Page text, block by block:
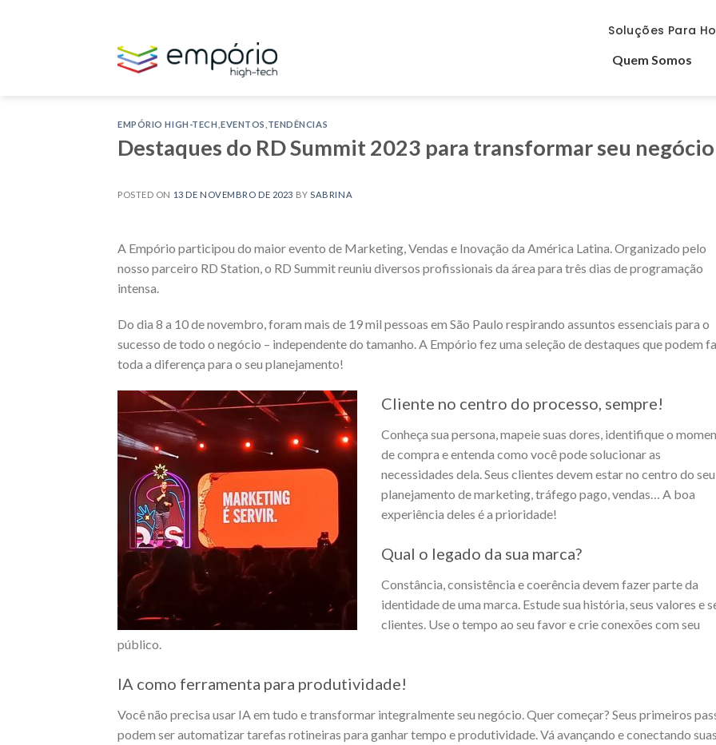
Soluções Para
Quem Somos
EMPÓRIO HIGH-TECH ,EVENTOS TENDÊNCIAS
Destaques do RD Summit 2023 para transformar seu
POSTED ON 13 DE NOVEMBRO DE 2023 BY SABRINA
A Empório participou do maior evento de Marketing, Vendas e Inovação da América Latina. Organizado pelo
nosso parceiro RD Station, o RD Summit reuniu diversos profissionais da área para três dias de programação
intensa.
Do dia 8 a 10 de novembro, foram mais de 19 mil pessoas em São Paulo respirando assuntos essenciais para o
sucesso de todo o negócio – independente do tamanho. A Empório fez uma seleção de destaques que podem
toda a diferença para o seu planejamento!
Cliente no centro do processo, sempre!
Conheça sua persona, mapeie suas dores, identifique o
de compra e entenda como você pode solucionar as
necessidades dela. Seus clientes devem estar no centro do seu
planejamento de marketing, tráfego pago, vendas… A boa
experiência deles é a prioridade!
Qual o legado da sua marca?
Constância, consistência e coerência devem fazer parte da
identidade de uma marca. Estude sua história, seus valores e
clientes. Use o tempo ao seu favor e crie conexões com seu
público.
IA como ferramenta para produtividade!
Você não precisa usar IA em tudo e transformar integralmente seu negócio. Quer começar? Seus primeiros
podem ser automatizar tarefas rotineiras para ganhar tempo e produtividade. Vá avançando e conectando suas